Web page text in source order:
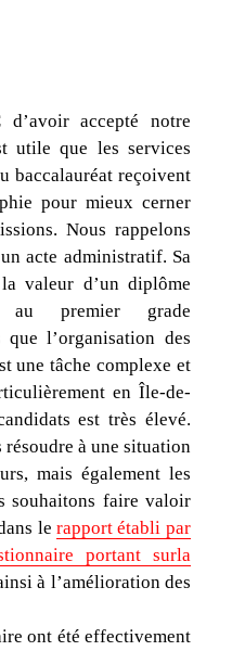
accepté notre
utile que les services
baccalauréat reçoivent
pour mieux cerner
Nous rappelons
acte administratif. Sa
valeur d’un diplôme
au premier grade
l’organisation des
une tâche complexe et
en Île-de-
est très élevé.
à une situation
mais également les
souhaitons faire valoir
lerapport établi par
portant surla
à l’amélioration des
ont été effectivement